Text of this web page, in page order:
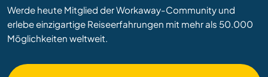
Werde heute Mitglied der Workaway-Community und
erlebe einzigartige Reiseerfahrungen mit mehr als 50.000
Möglichkeiten weltweit.